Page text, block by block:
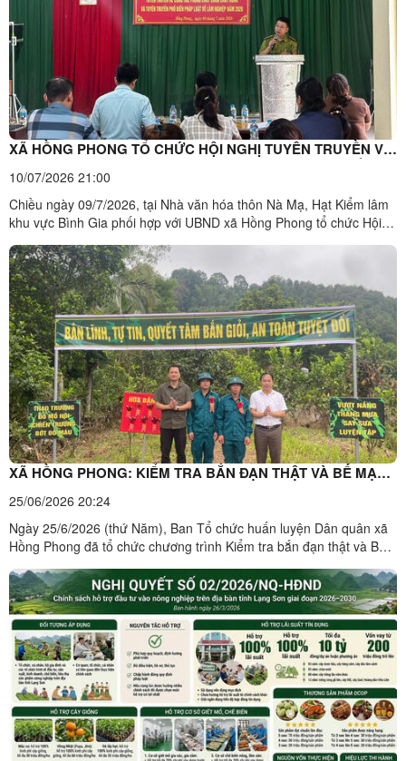
XÃ HỒNG PHONG TỔ CHỨC HỘI NGHỊ TUYÊN TRUYỀN VỀ
CÔNG TÁC PHÒNG CHÁY, CHỮA CHÁY RỪNG VÀ PHỔ
BIẾN CHÍNH SÁCH HỖ TRỢ ĐẦU TƯ VÀO NÔNG NGHIỆP
10/07/2026 21:00
Chiều ngày 09/7/2026, tại Nhà văn hóa thôn Nà Mạ, Hạt Kiểm lâm
khu vực Bình Gia phối hợp với UBND xã Hồng Phong tổ chức Hội
biến pháp luật về lâm nghiệp năm 2026 và triển khai Nghị quyết số
02/2026/NQ-HĐND ngày 26/3/2026 của HĐND tỉnh ...
XÃ HỒNG PHONG: KIỂM TRA BẮN ĐẠN THẬT VÀ BẾ MẠC
HUẤN LUYỆN LỰC LƯỢNG DÂN QUÂN NĂM 2026
25/06/2026 20:24
Ngày 25/6/2026 (thứ Năm), Ban Tổ chức huấn luyện Dân quân xã
Hồng Phong đã tổ chức chương trình Kiểm tra bắn đạn thật và Bế
ra. Đây là nội dung quan trọng nhằm đánh giá thực chất kết quả
công tác giảng dạy, huấn luyện kỹ thuật chiến đấu bộ ...